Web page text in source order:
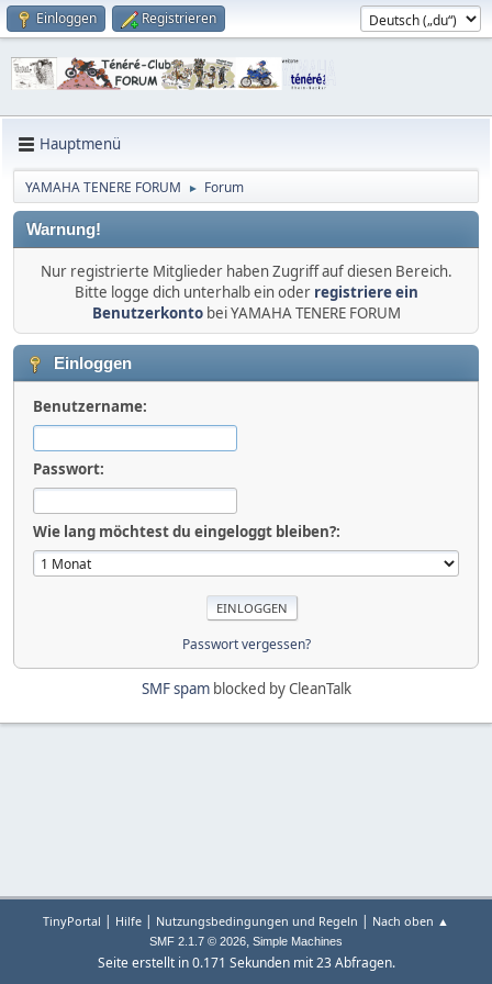
Einloggen Registrieren
Hauptmenü
YAMAHA TENERE FORUM ► Forum
Warnung!
Nur registrierte Mitglieder haben Zugriff auf diesen Bereich.
Bitte logge dich unterhalb ein oder registriere ein
Benutzerkontobei YAMAHA TENERE FORUM
Einloggen
Benutzername:
Passwort:
Wie lang möchtest du eingeloggt bleiben?:
Passwort vergessen?
SMF spamblocked by CleanTalk
TinyPortal | Hilfe | Nutzungsbedingungen und Regeln | Nach oben ▲
SMF 2.1.7 © 2026, Simple Machines
Seite erstellt in 0.171 Sekunden mit 23 Abfragen.